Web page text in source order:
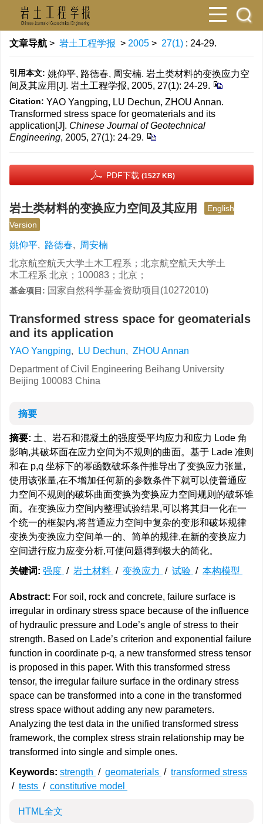
文章导航 > 岩土工程学报 > 2005 > 27(1) : 24-29.
引用本文: 姚仰平, 路德春, 周安楠. 岩土类材料的变换应力空
间及其应用[J]. 岩土工程学报, 2005, 27(1): 24-29.
Citation: YAO Yangping, LU Dechun, ZHOU Annan.
Transformed stress space for geomaterials and its
application[J]. Chinese Journal of Geotechnical
Engineering, 2005, 27(1): 24-29.
PDF下载 (1527 KB)
岩土类材料的变换应力空间及其应用
English
Version
姚仰平, 路德春,
周安楠
北京航空航天大学土木工程系；北京航空航天大学土
木工程系 北京；100083；北京；
基金项目: 国家自然科学基金资助项目(10272010)
Transformed stress space for geomaterials
and its application
YAO Yangping, LU Dechun, ZHOU Annan
Department of Civil Engineering Beihang University
Beijing 100083 China
摘要
摘要: 土、岩石和混凝土的强度受平均应力和应力 Lode 角
影响,其破坏面在应力空间为不规则的曲面。基于 Lade 准则
和在 p,q 坐标下的幂函数破坏条件推导出了变换应力张量,
使用该张量,在不增加任何新的参数条件下就可以使普通应
力空间不规则的破坏曲面变换为变换应力空间规则的破坏锥
面。在变换应力空间内整理试验结果,可以将其归一化在一
个统一的框架内,将普通应力空间中复杂的变形和破坏规律
变换为变换应力空间单一的、简单的规律,在新的变换应力
空间进行应力应变分析,可使问题得到极大的简化。
关键词: 强度 / 岩土材料 / 变换应力 / 试验 / 本构模型
Abstract: For soil, rock and concrete, failure surface is
irregular in ordinary stress space because of the influence
of hydraulic pressure and Lode’s angle of stress to their
strength. Based on Lade’s criterion and exponential failure
function in coordinate p-q, a new transformed stress tensor
is proposed in this paper. With this transformed stress
tensor, the irregular failure surface in the ordinary stress
space can be transformed into a cone in the transformed
stress space without adding any new parameters.
Analyzing the test data in the unified transformed stress
framework, the complex stress strain relationship may be
transformed into single and simple ones.
Keywords: strength / geomaterials / transformed stress
/ tests / constitutive model
HTML全文